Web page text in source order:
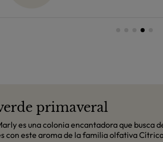
primaveral
es una colonia encantadora que busca
con este aroma de la familia olfativa